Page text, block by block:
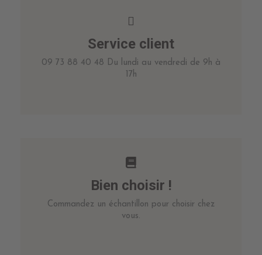
Service client
09 73 88 40 48 Du lundi au vendredi de 9h à
17h
Bien choisir !
Commandez un échantillon pour choisir chez
vous.